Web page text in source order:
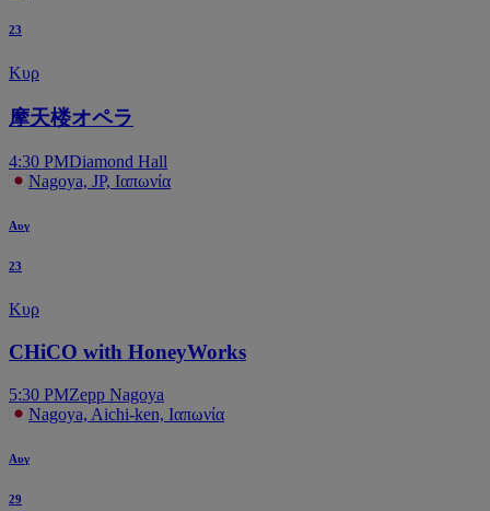
23
Κυρ
摩天楼オペラ
4:30 PMDiamond Hall
Nagoya, JP, Ιαπωνία
Αυγ
23
Κυρ
CHiCO with HoneyWorks
5:30 PMZepp Nagoya
Nagoya, Aichi-ken, Ιαπωνία
Αυγ
29